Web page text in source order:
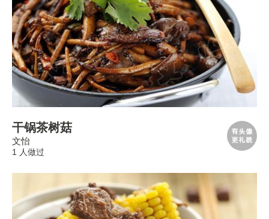
干锅茶树菇
文怡
1 人做过